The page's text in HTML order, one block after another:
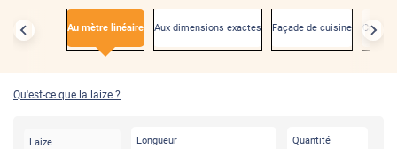
Au mètre linéaire Aux dimensions exactes Façade de cuisine
Qu'est-ce que la laize ?
Laize Longueur Quantité